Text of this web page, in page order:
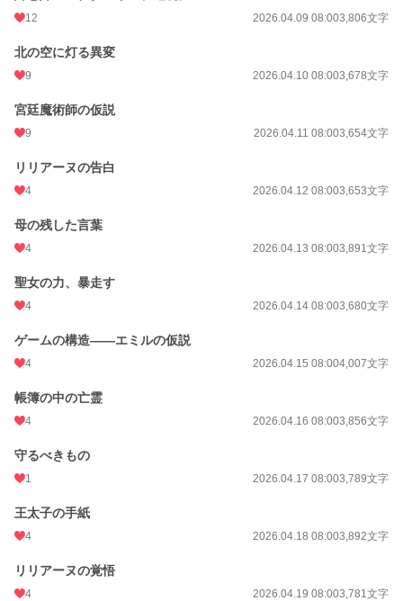
12 2026.04.09 08:003,806文字
北の空に灯る異変
9 2026.04.10 08:003,678文字
宮廷魔術師の仮説
9 2026.04.11 08:003,654文字
リリアーヌの告白
4 2026.04.12 08:003,653文字
母の残した言葉
4 2026.04.13 08:003,891文字
聖女の力、暴走す
4 2026.04.14 08:003,680文字
ゲームの構造——エミルの仮説
4 2026.04.15 08:004,007文字
帳簿の中の亡霊
4 2026.04.16 08:003,856文字
守るべきもの
1 2026.04.17 08:003,789文字
王太子の手紙
4 2026.04.18 08:003,892文字
リリアーヌの覚悟
4 2026.04.19 08:003,781文字